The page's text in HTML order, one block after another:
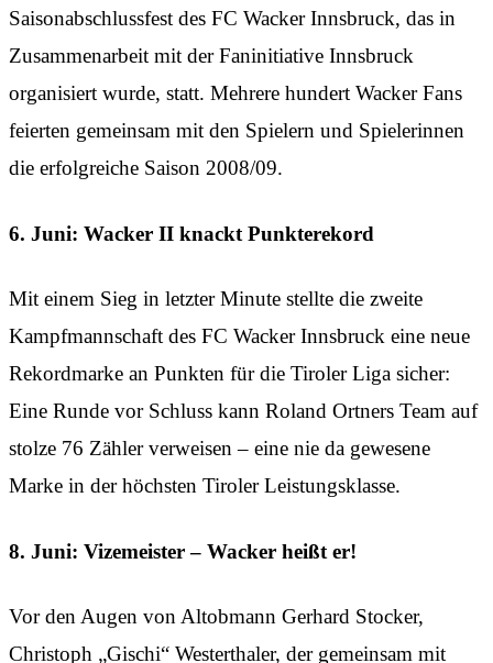
Saisonabschlussfest des FC Wacker Innsbruck, das in
Zusammenarbeit mit der Faninitiative Innsbruck
organisiert wurde, statt. Mehrere hundert Wacker Fans
feierten gemeinsam mit den Spielern und Spielerinnen
die erfolgreiche Saison 2008/09.
6. Juni: Wacker II knackt Punkterekord
Mit einem Sieg in letzter Minute stellte die zweite
Kampfmannschaft des FC Wacker Innsbruck eine neue
Rekordmarke an Punkten für die Tiroler Liga sicher:
Eine Runde vor Schluss kann Roland Ortners Team auf
stolze 76 Zähler verweisen – eine nie da gewesene
Marke in der höchsten Tiroler Leistungsklasse.
8. Juni: Vizemeister – Wacker heißt er!
Vor den Augen von Altobmann Gerhard Stocker,
Christoph „Gischi“ Westerthaler, der gemeinsam mit